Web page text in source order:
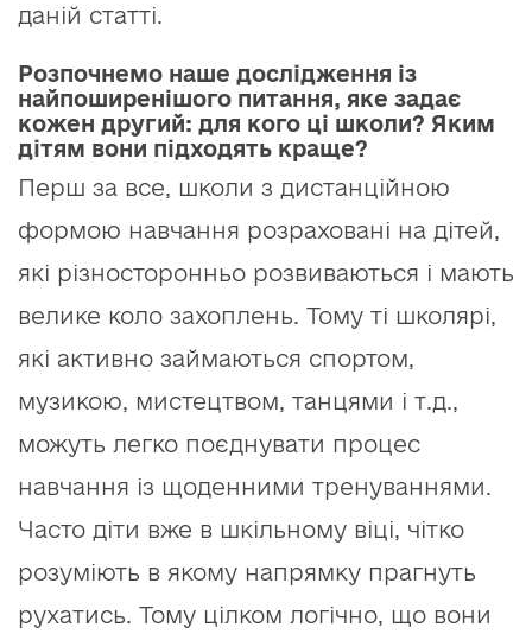
даній статті.
Розпочнемо наше дослідження із
найпоширенішого питання, яке задає
кожен другий: для кого ці школи? Яким
дітям вони підходять краще?
Перш за все, школи з дистанційною
формою навчання розраховані на дітей,
які різносторонньо розвиваються і мають
велике коло захоплень. Тому ті школярі,
які активно займаються спортом,
музикою, мистецтвом, танцями і т.д.,
можуть легко поєднувати процес
навчання із щоденними тренуваннями.
Часто діти вже в шкільному віці, чітко
розуміють в якому напрямку прагнуть
рухатись. Тому цілком логічно, що вони